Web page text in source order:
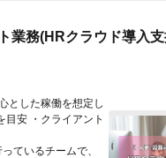
業務(HRクラウド導入
とした稼働を想定し
安 ・クライアント
ているチームで、